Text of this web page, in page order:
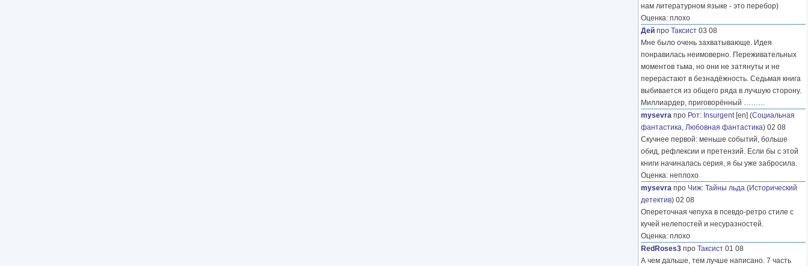
нам литературном языке - это перебор)
Оценка: плохо
Дей про Таксист 03 08
Мне было очень захватывающе. Идея
понравилась неимоверно. Переживательных
моментов тьма, но они не затянуты и не
перерастают в безнадёжность. Седьмая книга
выбивается из общего ряда в лучшую сторону.
Миллиардер, приговорённый ………
mysevra про Рот: Insurgent[en] (Социальная
фантастика, Любовная фантастика) 02 08
Скучнее первой: меньше событий, больше
обид, рефлексии и претензий. Если бы с этой
книги начиналась серия, я бы уже забросила.
Оценка: неплохо
mysevra про Чиж: Тайны льда (Исторический
детектив) 02 08
Опереточная чепуха в псевдо-ретро стиле с
кучей нелепостей и несуразностей.
Оценка: плохо
RedRoses3 про Таксист 01 08
А чем дальше, тем лучше написано. 7 часть